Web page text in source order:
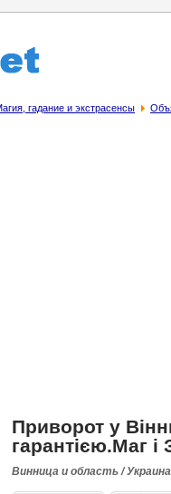
гадание и экстрасенсы
Приворот у
гарантією.Маг і
Винница и область / Украина